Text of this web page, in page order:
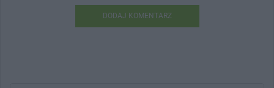
DODAJ KOMENTARZ